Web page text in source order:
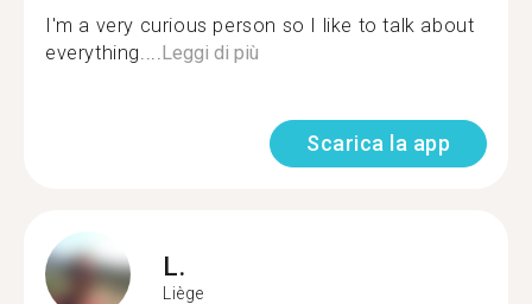
I'm a very curious person so I like to talk about
everything....Leggi di più
Scarica la app
L.
Liège